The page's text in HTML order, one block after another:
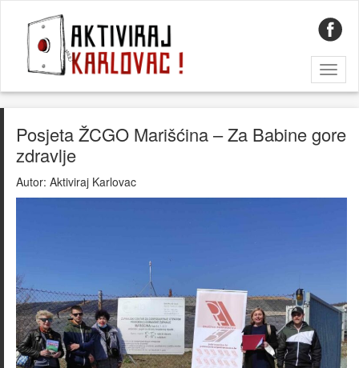
Posjeta ŽCGO Marišćina – Za Babine gore
zdravlje
Autor: Aktiviraj Karlovac